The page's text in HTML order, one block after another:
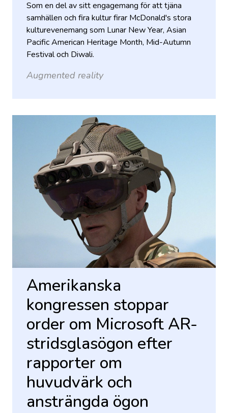
Som en del av sitt engagemang för att tjäna
samhällen och fira kultur firar McDonald's stora
kulturevenemang som Lunar New Year, Asian
Pacific American Heritage Month, Mid-Autumn
Festival och Diwali.
Augmented reality
Amerikanska
kongressen stoppar
order om Microsoft AR-
stridsglasögon efter
rapporter om
huvudvärk och
ansträngda ögon